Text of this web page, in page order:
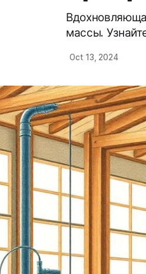
массы.
Oct 13, 2024